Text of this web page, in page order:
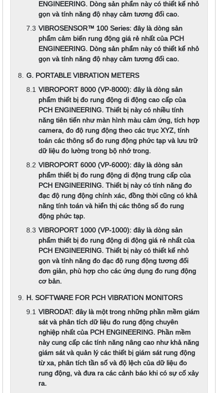
ENGINEERING. Dòng sản phẩm này có thiết kế nhỏ
gọn và tính năng độ nhạy cảm tương đối cao.
VIBROSENSOR™️ 100 Series: đây là dòng sản
phẩm cảm biến rung động giá rẻ nhất của PCH
ENGINEERING. Dòng sản phẩm này có thiết kế nhỏ
gọn và tính năng độ nhạy cảm tương đối cao.
G. PORTABLE VIBRATION METERS
VIBROPORT 8000 (VP-8000): đây là dòng sản
phẩm thiết bị đo rung động di động cao cấp của
PCH ENGINEERING. Thiết bị này có nhiều tính
năng tiên tiến như màn hình màu cảm ứng, tích hợp
camera, đo độ rung động theo các trục XYZ, tính
toán các thông số đo rung động phức tạp và lưu trữ
dữ liệu đo lường trong bộ nhớ trong.
VIBROPORT 6000 (VP-6000): đây là dòng sản
phẩm thiết bị đo rung động di động trung cấp của
PCH ENGINEERING. Thiết bị này có tính năng đo
đạc độ rung động chính xác, đồng thời cũng có khả
năng tính toán và hiển thị các thông số đo rung
động phức tạp.
VIBROPORT 1000 (VP-1000): đây là dòng sản
phẩm thiết bị đo rung động di động giá rẻ nhất của
PCH ENGINEERING. Thiết bị này có thiết kế nhỏ
gọn và tính năng đo đạc độ rung động tương đối
đơn giản, phù hợp cho các ứng dụng đo rung động
cơ bản.
H. SOFTWARE FOR PCH VIBRATION MONITORS
VIBRODAT: đây là một trong những phần mềm giám
sát và phân tích dữ liệu đo rung động chuyên
nghiệp nhất của PCH ENGINEERING. Phần mềm
này cung cấp các tính năng nâng cao như khả năng
giám sát và quản lý các thiết bị giám sát rung động
từ xa, phân tích tần số và độ lệch của dữ liệu đo
rung động, và đưa ra các cảnh báo khi có sự cố xảy
ra.